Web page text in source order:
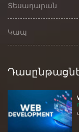
Տեսադարան
Կապ